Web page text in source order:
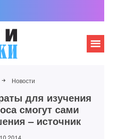
Новости
для изучения
смогут сами
– источник